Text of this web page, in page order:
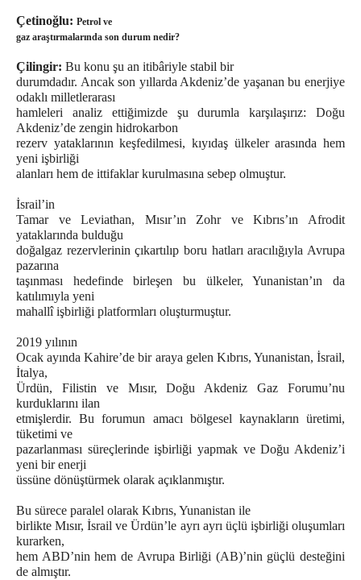
Çetinoğlu: Petrol ve
gaz araştırmalarında son durum nedir?
Çilingir: Bu konu şu an itibâriyle stabil bir
durumdadır. Ancak son yıllarda Akdeniz’de yaşanan bu enerjiye
odaklı milletlerarası
hamleleri analiz ettiğimizde şu durumla karşılaşırız: Doğu
Akdeniz’de zengin hidrokarbon
rezerv yataklarının keşfedilmesi, kıyıdaş ülkeler arasında hem
yeni işbirliği
alanları hem de ittifaklar kurulmasına sebep olmuştur.
İsrail’in
Tamar ve Leviathan, Mısır’ın Zohr ve Kıbrıs’ın Afrodit
yataklarında bulduğu
doğalgaz rezervlerinin çıkartılıp boru hatları aracılığıyla Avrupa
pazarına
taşınması hedefinde birleşen bu ülkeler, Yunanistan’ın da
katılımıyla yeni
mahallî işbirliği platformları oluşturmuştur.
2019 yılının
Ocak ayında Kahire’de bir araya gelen Kıbrıs, Yunanistan, İsrail,
İtalya,
Ürdün, Filistin ve Mısır, Doğu Akdeniz Gaz Forumu’nu
kurduklarını ilan
etmişlerdir. Bu forumun amacı bölgesel kaynakların üretimi,
tüketimi ve
pazarlanması süreçlerinde işbirliği yapmak ve Doğu Akdeniz’i
yeni bir enerji
üssüne dönüştürmek olarak açıklanmıştır.
Bu sürece paralel olarak Kıbrıs, Yunanistan ile
birlikte Mısır, İsrail ve Ürdün’le ayrı ayrı üçlü işbirliği oluşumları
kurarken,
hem ABD’nin hem de Avrupa Birliği (AB)’nin güçlü desteğini
de almıştır.